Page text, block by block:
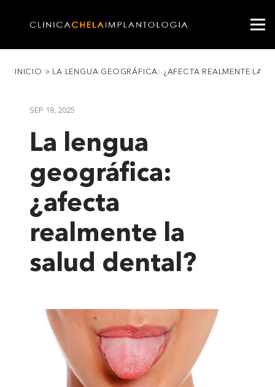
INICIO > LA LENGUA GEOGRÁFICA: ¿AFECTA REALMENTE LA
SEP 18, 2025
La lengua
geográfica:
¿afecta
realmente la
salud dental?